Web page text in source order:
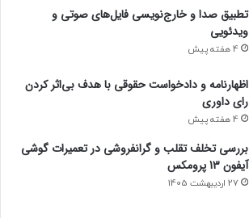
تطبیق صدا و خارج‌نویسی فایل‌های صوتی و
ویدئویی
4 هفته پیش
اظهارنامه و دادخواست حقوقی با هدف بی‌اثر کردن
رای داوری
4 هفته پیش
بررسی تخلف تقلب و گرانفروشی در تعمیرات گوشی
آیفون 13 پرومکس
27 اردیبهشت 1405